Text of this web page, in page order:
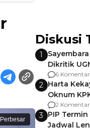
Perbesar
Diskusi
1
Dikritik
Gagalnya
6 Komentar
2 Harta
Oknum
Pemalang
2 Komentar
3 PIP Termin
Jadwal